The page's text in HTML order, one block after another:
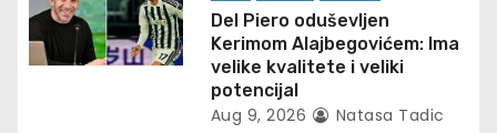
Del Piero oduševljen
Kerimom Alajbegovićem: Ima
velike kvalitete i veliki
potencijal
Aug 9, 2026 Natasa Tadic